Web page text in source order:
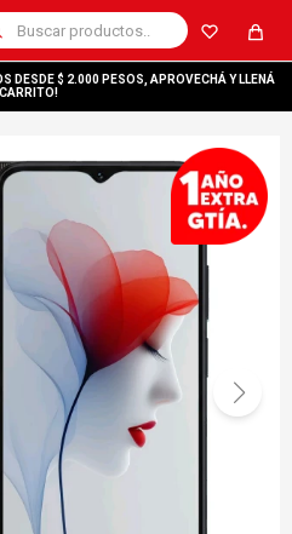
DESDE $ 2.000 PESOS, APROVECHÁ Y LLENÁ
CARRITO!